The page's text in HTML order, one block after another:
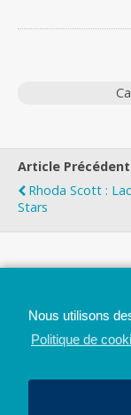
Article Précédent
Rhoda Scott :
Stars
Nous utilisons
Politique de